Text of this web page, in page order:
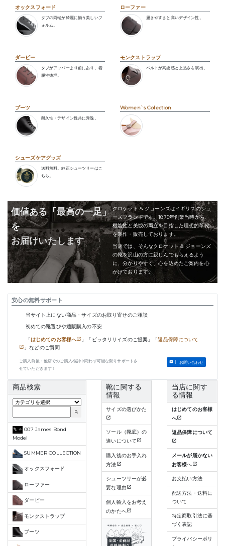
オックスフォード
タブの両端が綺麗に揃う美しいフ
ォルム。
ローファー
履きやすさと高いデザイン性。
ダービー
タブがアッパーより前にあり、着
脱性抜群。
モンクストラップ
ベルトが高級感と上品さを演出。
ブーツ
耐久性・デザイン性共に秀逸。
Women`s Colection
シューズケアグッズ
送料無料。純正シューツリーはこ
ちら。
価値ある「最高の一足」
を
お届けいたします
クロケット & ジョーンズはイギリスのシュ
ーズブランドです。1879年創業当時から、
機能性と美観の両立を目指した理想的革靴
を製作・販売しております。
当店では、そんなクロケット & ジョーンズ
の靴を沢山の方に親しんでもらえるよう
に、分かりやすく、心を込めたご案内を心
がけております。
安心の無料サポート
当サイト上にない商品・サイズのお取り寄せのご相談
初めての靴選びや通販購入の不安
「はじめてのお客様へ 」「ピッタリサイズのご提案」「返品保障について
」などのご質問
ご購入前後・他店でのご購入検討中問わず可能な限りサポートさ
せていただきます！
お問い合わせ
商品検索
search
007 James Bond
Model
SUMMER COLLECTION
オックスフォード
ローファー
ダービー
モンクストラップ
ブーツ
靴に関する
情報
サイズの選びかた
ソール（靴底）の
違いについて
購入後のお手入れ
方法
シューツリーが必
要な理由
個人輸入をお考え
のかたへ
当店に関す
る情報
はじめてのお客様
へ
返品保障について
メールが届かない
お客様へ
お支払い方法
配送方法・送料に
ついて
特定商取引法に基
づく表記
プライバシーポリ